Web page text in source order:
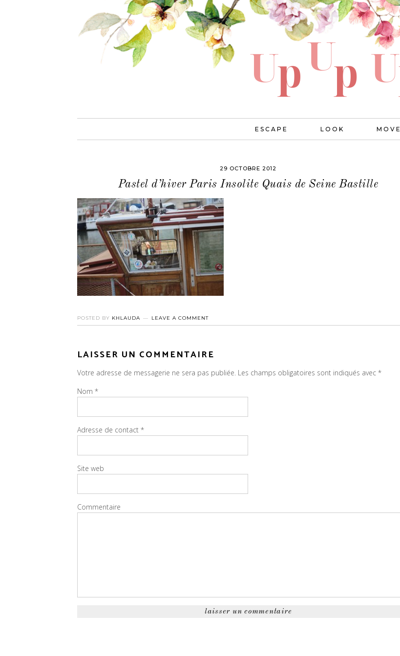
ESCAPE LOOK MOVE
29 OCTOBRE 2012
Pastel d’hiver Paris Insolite Quais de Seine Bastille
POSTED BY KHLAUDA LEAVE A COMMENT
LAISSER UN COMMENTAIRE
Votre adresse de messagerie ne sera pas publiée. Les champs obligatoires sont indiqués avec *
Nom *
Adresse de contact *
Site web
Commentaire